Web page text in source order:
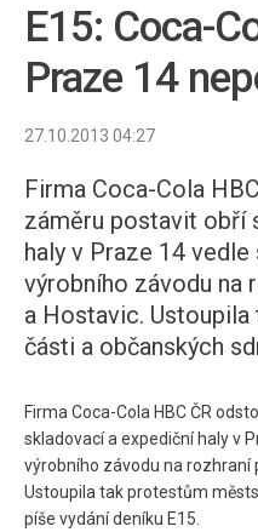
E15: Coca-
Praze 14
27.10.2013 04:27
Firma Coca-Cola
záměru postavit obří
haly v Praze 14
výrobního závodu na
a Hostavic.
části a občanských
Firma Coca-Cola HBC ČR
skladovací a expediční haly v
výrobního závodu na rozhraní
Ustoupila tak protestům
píše vydání deníku E15.